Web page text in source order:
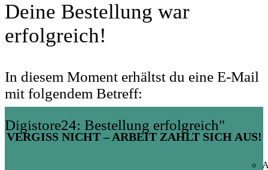
Deine Bestellung war
erfolgreich!
In diesem Moment erhältst du eine E-Mail
mit folgendem Betreff:
Digistore24: Bestellung erfolgreich"
VERGISS NICHT – ARBEIT ZAHLT SICH AUS!